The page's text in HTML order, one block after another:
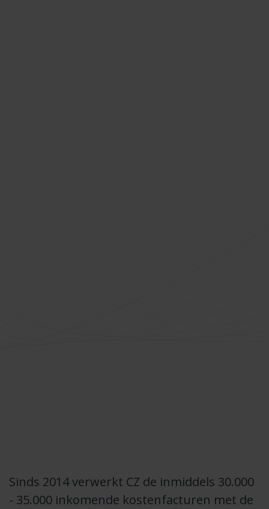
Sinds 2014 verwerkt CZ de inmiddels 30.000
- 35.000 inkomende kostenfacturen met de